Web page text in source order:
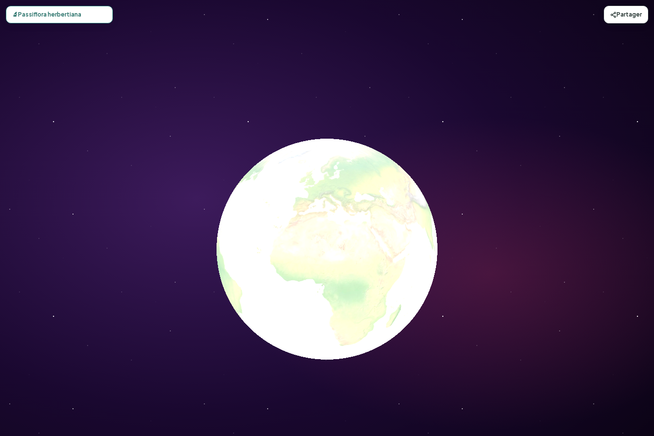
Carte d'observation du Passiflora herbertiana (Passiflora herbertiana) - Conservation Nature
🔬Passiflora herbertiana Partager